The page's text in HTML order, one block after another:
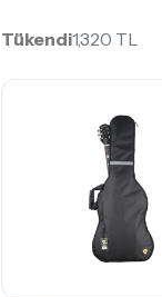
Tükendi1,320 TL